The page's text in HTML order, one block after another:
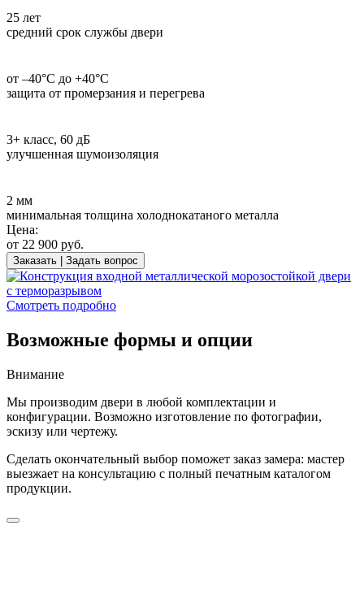
25 лет
средний срок службы двери
от –40°С до +40°С
защита от промерзания и перегрева
3+ класс, 60 дБ
улучшенная шумоизоляция
2 мм
минимальная толщина холоднокатаного металла
Цена:
от 22 900 руб.
Заказать | Задать вопрос
Смотреть подробно
Возможные формы и опции
Внимание
Мы производим двери в любой комплектации и
конфигурации. Возможно изготовление по фотографии,
эскизу или чертежу.
Сделать окончательный выбор поможет заказ замера: мастер
выезжает на консультацию с полный печатным каталогом
продукции.